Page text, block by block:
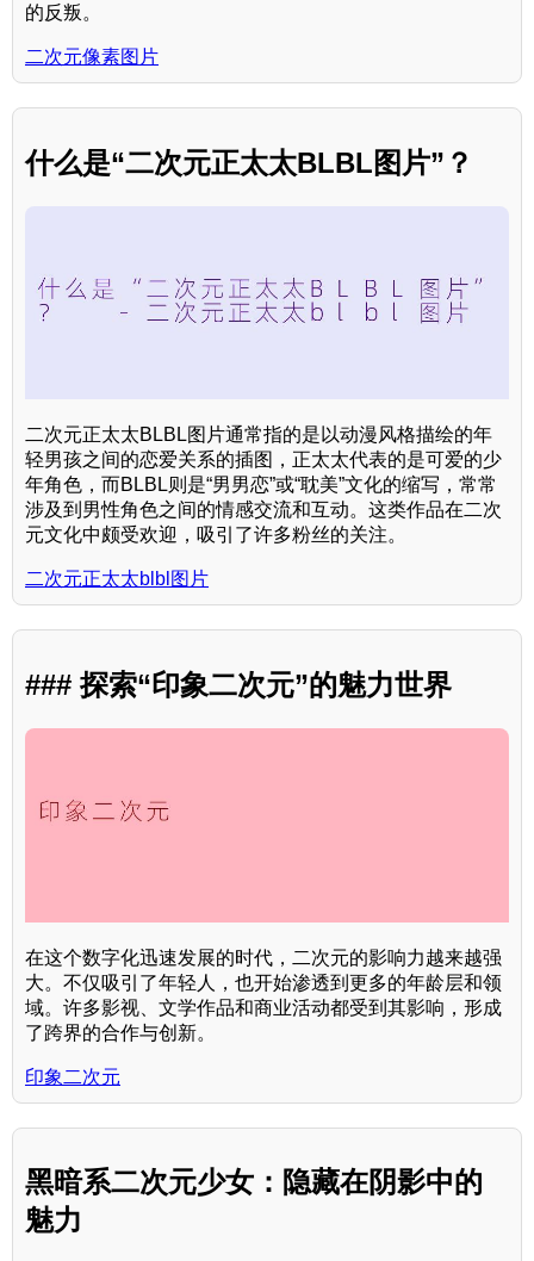
的反叛。
二次元像素图片
什么是“二次元正太太BLBL图片”？
二次元正太太BLBL图片通常指的是以动漫风格描绘的年
轻男孩之间的恋爱关系的插图，正太太代表的是可爱的少
年角色，而BLBL则是“男男恋”或“耽美”文化的缩写，常常
涉及到男性角色之间的情感交流和互动。这类作品在二次
元文化中颇受欢迎，吸引了许多粉丝的关注。
二次元正太太blbl图片
### 探索“印象二次元”的魅力世界
在这个数字化迅速发展的时代，二次元的影响力越来越强
大。不仅吸引了年轻人，也开始渗透到更多的年龄层和领
域。许多影视、文学作品和商业活动都受到其影响，形成
了跨界的合作与创新。
印象二次元
黑暗系二次元少女：隐藏在阴影中的
魅力